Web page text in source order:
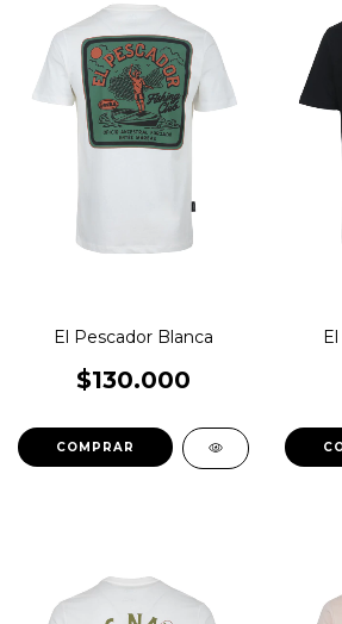
El Pescador Blanca
$130.000
COMPRAR